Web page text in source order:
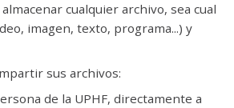
cualquier archivo, sea cual
imagen, texto, programa...) y
sus archivos:
de la UPHF, directamente a